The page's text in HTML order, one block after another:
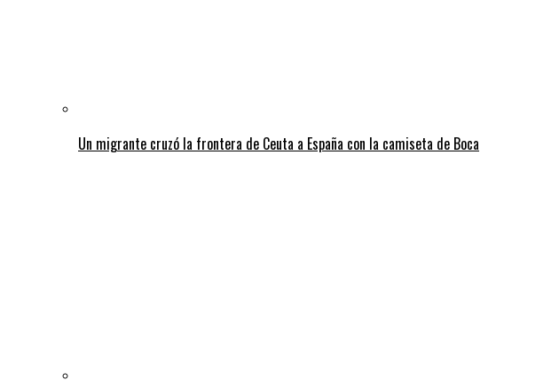
Un migrante cruzó la frontera de Ceuta a España con la camiseta de Boca